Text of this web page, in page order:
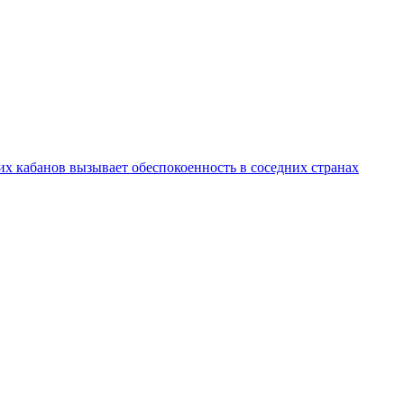
вызывает обеспокоенность в соседних странах